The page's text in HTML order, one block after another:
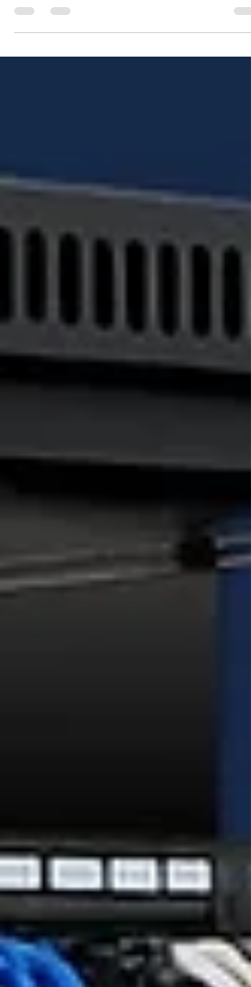
promete ser um ano decisivo para quem
atua na venda de produtos de
PCs gamers, peças de computador e